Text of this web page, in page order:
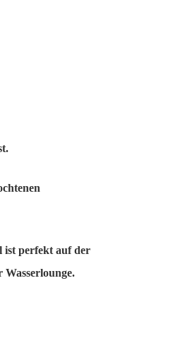
ist perfekt auf der